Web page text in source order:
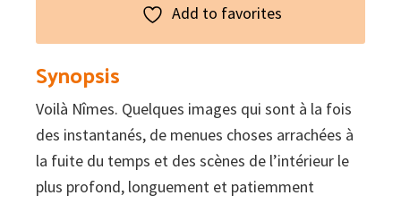
Add to favorites
Synopsis
Voilà Nîmes. Quelques images qui sont à la fois
des instantanés, de menues choses arrachées à
la fuite du temps et des scènes de l’intérieur le
plus profond, longuement et patiemment